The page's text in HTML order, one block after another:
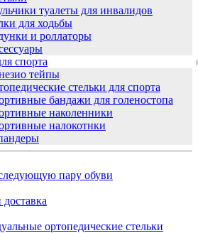
туалеты для инвалидов
для ходьбы
и роллаторы
спорта
тейпы
стельки для спорта
бандажи для голеностопа
наколенники
налокотнки
пару обуви
ортопедические стельки